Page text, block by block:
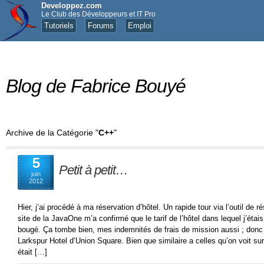
Developpez.com
Le Club des Développeurs et IT Pro
Tutoriels Forums Emploi
Blog de Fabrice Bouyé
Archive de la Catégorie "C++"
5
juin
2012
Petit à petit…
Hier, j’ai procédé à ma réservation d’hôtel. Un rapide tour via l’outil de
site de la JavaOne m’a confirmé que le tarif de l’hôtel dans lequel
bougé. Ça tombe bien, mes indemnités de frais de mission aussi ;
Larkspur Hotel d’Union Square. Bien que similaire a celles qu’on voit
était […]